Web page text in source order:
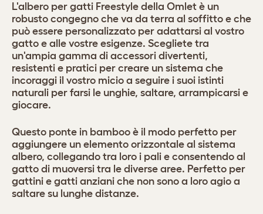
L'albero per gatti Freestyle della Omlet è un
robusto congegno che va da terra al soffitto e che
può essere personalizzato per adattarsi al vostro
gatto e alle vostre esigenze. Scegliete tra
un'ampia gamma di accessori divertenti,
resistenti e pratici per creare un sistema che
incoraggi il vostro micio a seguire i suoi istinti
naturali per farsi le unghie, saltare, arrampicarsi e
giocare.
Questo ponte in bamboo è il modo perfetto per
aggiungere un elemento orizzontale al sistema
albero, collegando tra loro i pali e consentendo al
gatto di muoversi tra le diverse aree. Perfetto per
gattini e gatti anziani che non sono a loro agio a
saltare su lunghe distanze.